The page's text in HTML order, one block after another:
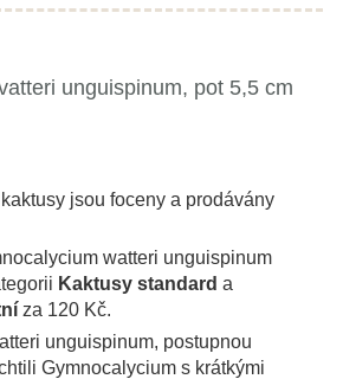
unguispinum, pot 5,5 cm
jsou foceny a prodávány
watteri unguispinum
Kaktusy standard a
za 120 Kč.
unguispinum, postupnou
Gymnocalycium s krátkými